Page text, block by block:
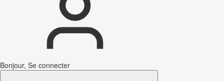
Bonjour, Se connecter